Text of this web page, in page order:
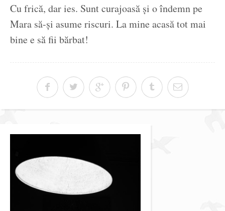
Cu frică, dar ies. Sunt curajoasă și o îndemn pe
Mara să-și asume riscuri. La mine acasă tot mai
bine e să fii bărbat!